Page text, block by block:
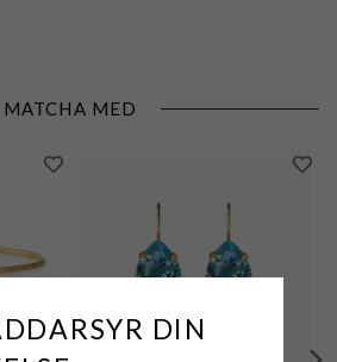
MATCHA MED
DIN